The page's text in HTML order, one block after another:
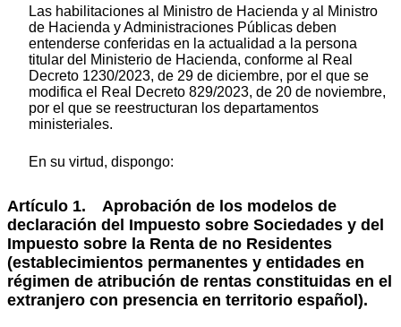
Las habilitaciones al Ministro de Hacienda y al Ministro
de Hacienda y Administraciones Públicas deben
entenderse conferidas en la actualidad a la persona
titular del Ministerio de Hacienda, conforme al Real
Decreto 1230/2023, de 29 de diciembre, por el que se
modifica el Real Decreto 829/2023, de 20 de noviembre,
por el que se reestructuran los departamentos
ministeriales.
En su virtud, dispongo:
Artículo 1. Aprobación de los modelos de
declaración del Impuesto sobre Sociedades y del
Impuesto sobre la Renta de no Residentes
(establecimientos permanentes y entidades en
régimen de atribución de rentas constituidas en el
extranjero con presencia en territorio español).